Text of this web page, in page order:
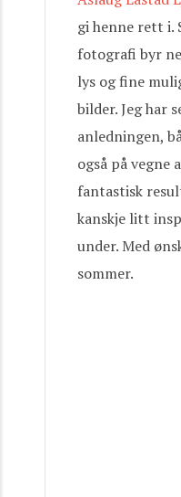
gi henne rett i.
fotografi byr
lys og fine
bilder. Jeg har
anledningen,
også på vegne
fantastisk
kanskje litt
under. Med
sommer.